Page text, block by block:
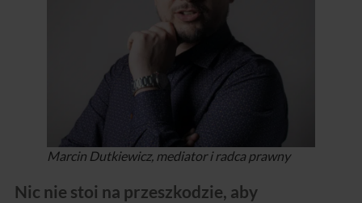
Marcin Dutkiewicz, mediator i radca prawny
Nic nie stoi na przeszkodzie, aby